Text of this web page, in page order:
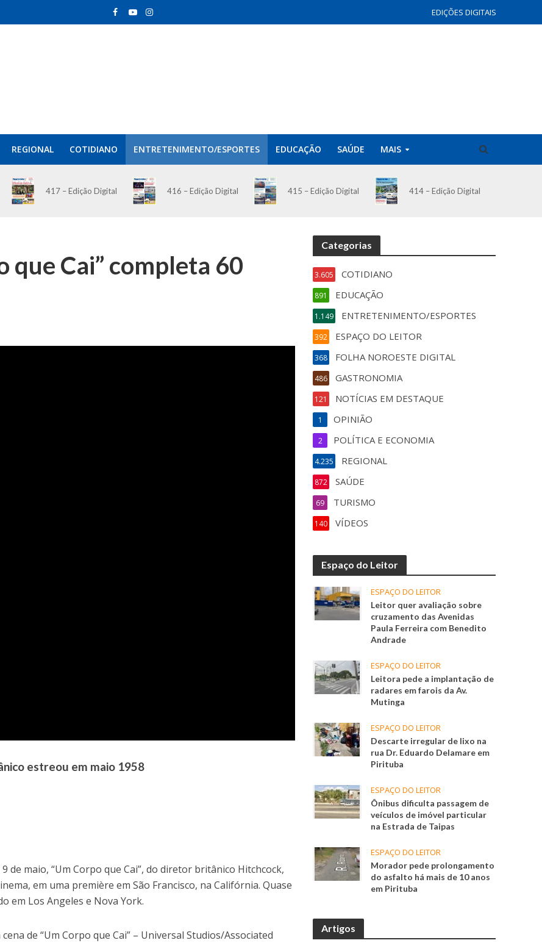
EDIÇÕES DIGITAIS
REGIONAL COTIDIANO ENTRETENIMENTO/ESPORTES EDUCAÇÃO SAÚDE MAIS
417 – Edição Digital 416 – Edição Digital 415 – Edição Digital 414 – Edição Digital
que Cai” completa 60
estreou em maio 1958
de maio, “Um Corpo que Cai”, do diretor britânico Hitchcock,
em uma première em São Francisco, na Califórnia. Quase
em Los Angeles e Nova York.
de “Um Corpo que Cai” – Universal Studios/Associated
Categorias
COTIDIANO
3.605
EDUCAÇÃO
891
ENTRETENIMENTO/ESPORTES
1.149
ESPAÇO DO LEITOR
392
FOLHA NOROESTE DIGITAL
368
GASTRONOMIA
486
NOTÍCIAS EM DESTAQUE
121
OPINIÃO
1
POLÍTICA E ECONOMIA
2
REGIONAL
4.235
SAÚDE
872
TURISMO
69
VÍDEOS
140
Espaço do Leitor
ESPAÇO DO LEITOR
Leitor quer avaliação sobre
cruzamento das Avenidas
Paula Ferreira com Benedito
Andrade
ESPAÇO DO LEITOR
Leitora pede a implantação de
radares em farois da Av.
Mutinga
ESPAÇO DO LEITOR
Descarte irregular de lixo na
rua Dr. Eduardo Delamare em
Pirituba
ESPAÇO DO LEITOR
Ônibus dificulta passagem de
veículos de imóvel particular
na Estrada de Taipas
ESPAÇO DO LEITOR
Morador pede prolongamento
do asfalto há mais de 10 anos
em Pirituba
Artigos